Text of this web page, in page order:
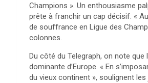
Champions ». Un enthousiasme
prête à franchir un cap décisif. «
de souffrance en Ligue des
colonnes.
Du côté du Telegraph, on note
dominante d’Europe. « En
du vieux continent », soulignent